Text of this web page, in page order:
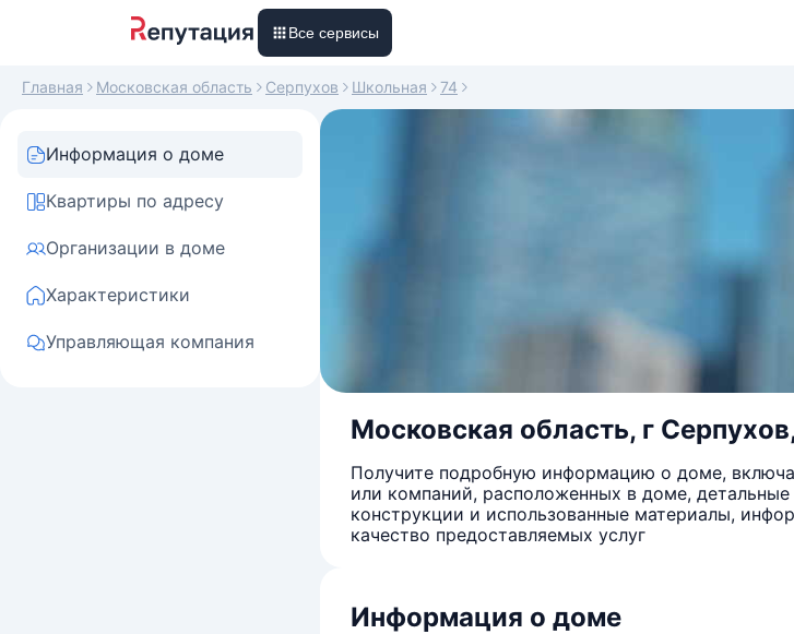
Все сервисы
Главная Московская область Серпухов Школьная 74
Информация о доме
Квартиры по адресу
Организации в доме
Характеристики
Управляющая компания
Московская область, г
Получите подробную информацию о доме,
или компаний, расположенных в доме,
конструкции и использованные материалы,
качество предоставляемых услуг
Информация о доме